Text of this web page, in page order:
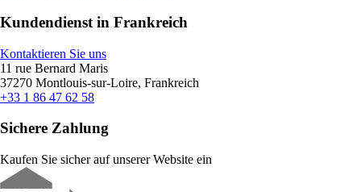
Kundendienst in Frankreich
Kontaktieren Sie uns
11 rue Bernard Maris
37270 Montlouis-sur-Loire, Frankreich
+33 1 86 47 62 58
Sichere Zahlung
Kaufen Sie sicher auf unserer Website ein